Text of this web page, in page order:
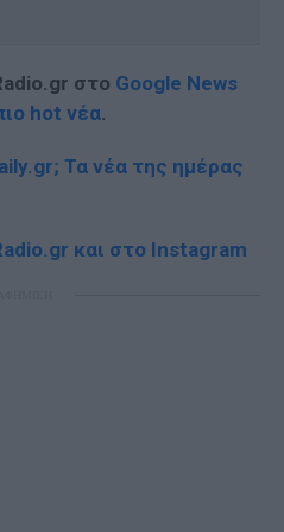
στο Google News
hot νέα.
Τα νέα της ημέρας
και στο Instagram